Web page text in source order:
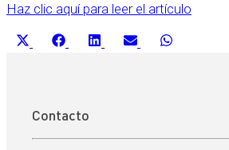
Haz clic aquí para leer el artículo
CompartirCompartir
FacebookCompartir
LinkedInCompartir
Email
Contacto